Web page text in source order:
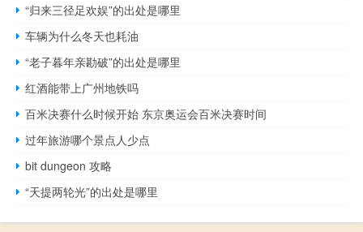
“归来三径足欢娱”的出处是哪里
车辆为什么冬天也耗油
“老子暮年亲勘破”的出处是哪里
红酒能带上广州地铁吗
百米决赛什么时候开始 东京奥运会百米决赛时间
过年旅游哪个景点人少点
bit dungeon 攻略
“天提两轮光”的出处是哪里